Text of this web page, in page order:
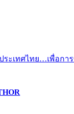
ระเทศไทย…เพื่อก